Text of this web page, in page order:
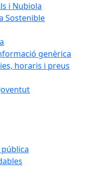
i Nubiola
Sostenible
genèrica
horaris i preus